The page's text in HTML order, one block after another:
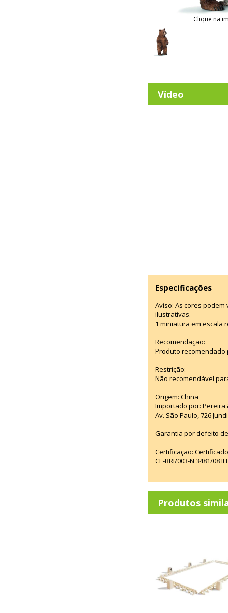
Clique na
Vídeo
Especificações
Aviso: As cores
ilustrativas.
1 miniatura em escala
Recomendação:
Produto recomendado
Restrição:
Não recomendável
Origem: China
Importado por: Pereira
Av. São Paulo, 726
Garantia por defeito
Certificação:
CE-BRI/003-N 3481/08
Produtos